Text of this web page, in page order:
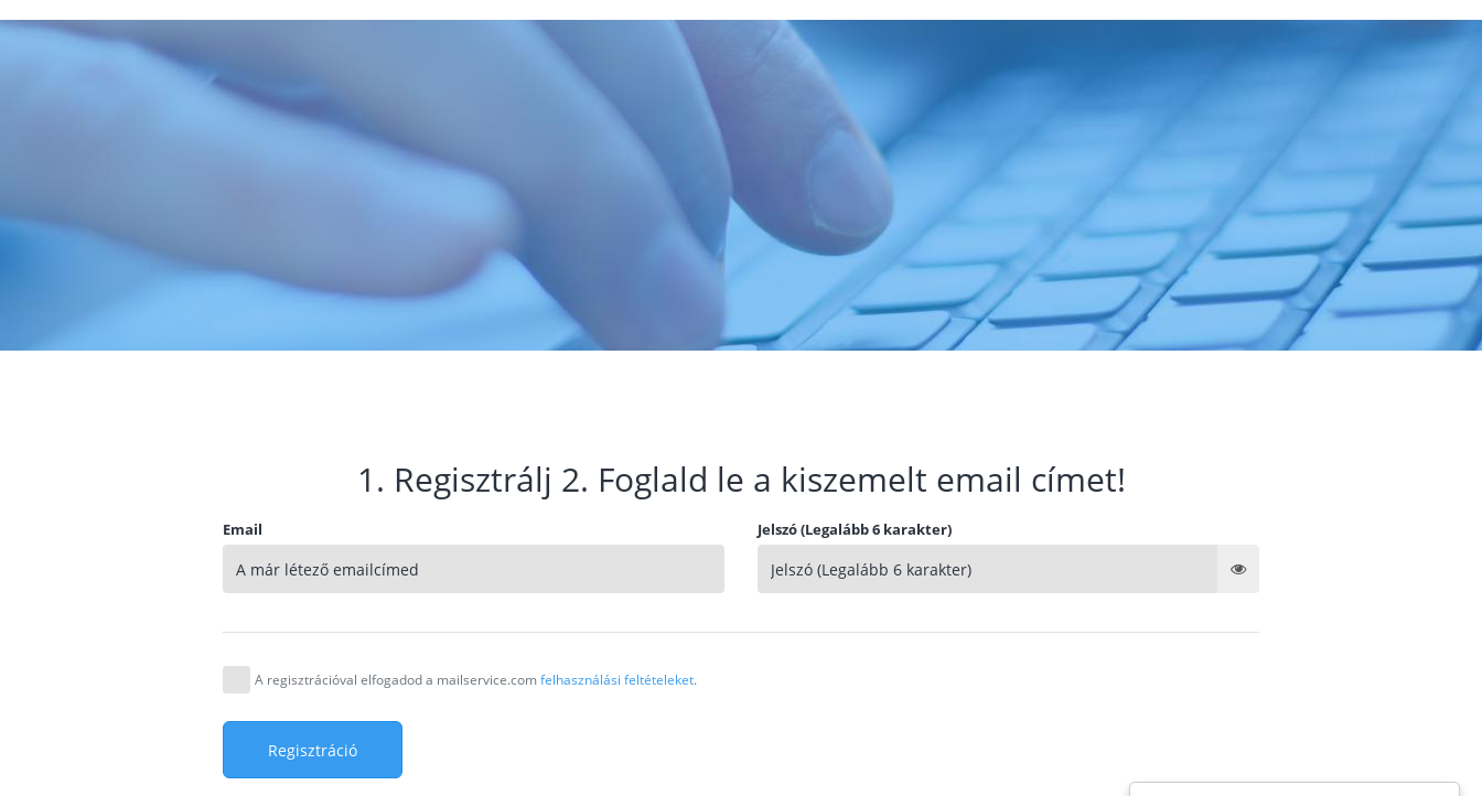
1. Regisztrálj 2. Foglald le a kiszemelt email címet!
Email Jelszó (Legalább 6 karakter)
A regisztrációval elfogadod a mailservice.comfelhasználási feltételeket.
Regisztráció